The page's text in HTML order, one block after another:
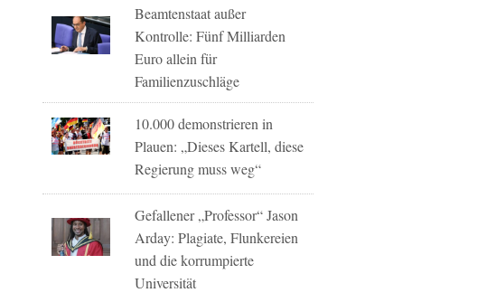
Beamtenstaat außer
Kontrolle: Fünf Milliarden
Euro allein für
Familienzuschläge
10.000 demonstrieren in
Plauen: „Dieses Kartell, diese
Regierung muss weg“
Gefallener „Professor“ Jason
Arday: Plagiate, Flunkereien
und die korrumpierte
Universität